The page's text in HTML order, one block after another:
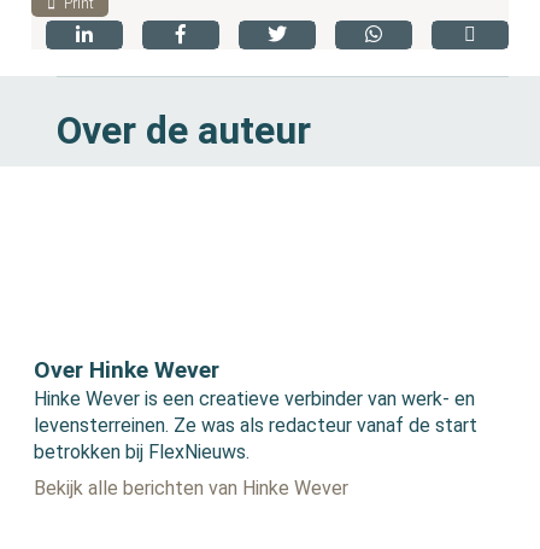
Over de auteur
Over Hinke Wever
Hinke Wever is een creatieve verbinder van werk- en
levensterreinen. Ze was als redacteur vanaf de start
betrokken bij FlexNieuws.
Bekijk alle berichten van Hinke Wever